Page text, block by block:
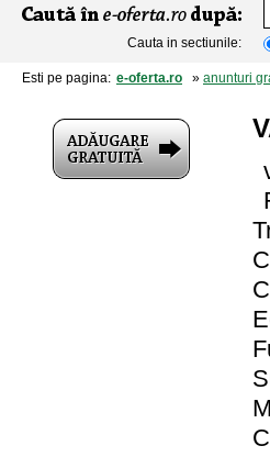
Cauta in sectiunile:
Esti pe pagina: e-oferta.ro » anunturi